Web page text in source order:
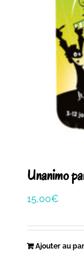
Unanimo
15,00€
Ajouter au